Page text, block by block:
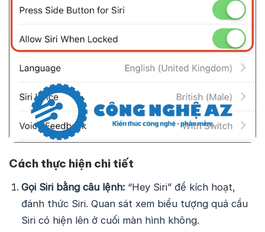
Cách thực hiện chi tiết
Gọi Siri bằng câu lệnh: “Hey Siri” để kích hoạt,
đánh thức Siri. Quan sát xem biểu tượng quả cầu
Siri có hiện lên ở cuối màn hình không.